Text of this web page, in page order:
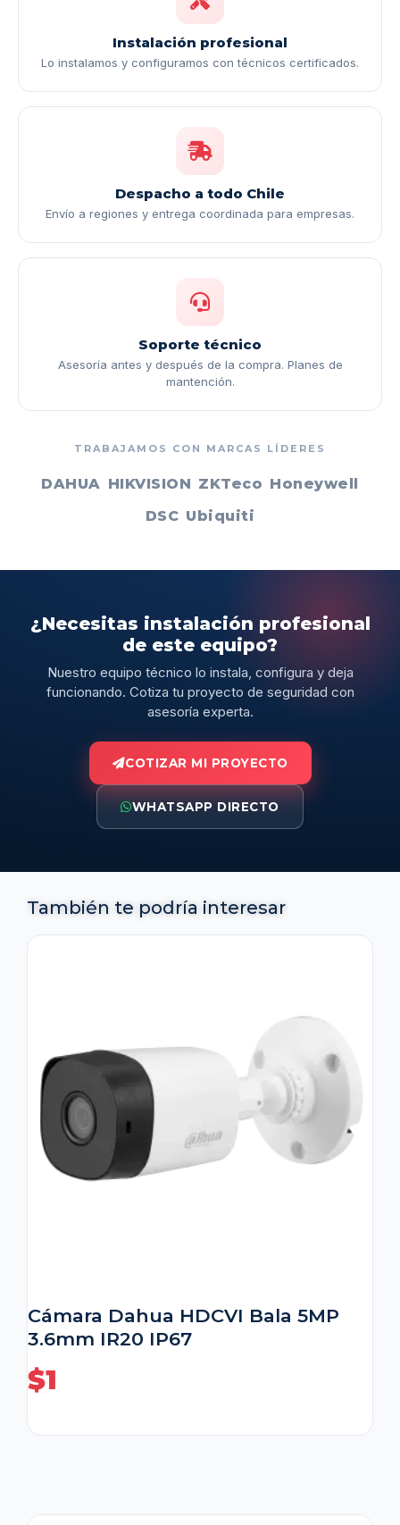
Instalación profesional
Lo instalamos y configuramos con técnicos certificados.
Despacho a todo Chile
Envío a regiones y entrega coordinada para empresas.
Soporte técnico
Asesoría antes y después de la compra. Planes de
mantención.
TRABAJAMOS CON MARCAS LÍDERES
DAHUA HIKVISION ZKTeco Honeywell
DSC Ubiquiti
¿Necesitas instalación profesional
de este equipo?
Nuestro equipo técnico lo instala, configura y deja
funcionando. Cotiza tu proyecto de seguridad con
asesoría experta.
COTIZAR MI PROYECTO
WHATSAPP DIRECTO
También te podría interesar
Cámara Dahua HDCVI Bala 5MP
3.6mm IR20 IP67
$1